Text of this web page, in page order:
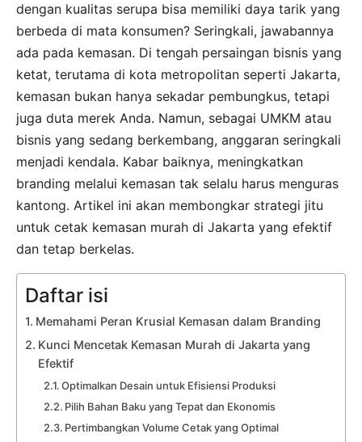
dengan kualitas serupa bisa memiliki daya tarik yang
berbeda di mata konsumen? Seringkali, jawabannya
ada pada kemasan. Di tengah persaingan bisnis yang
ketat, terutama di kota metropolitan seperti Jakarta,
kemasan bukan hanya sekadar pembungkus, tetapi
juga duta merek Anda. Namun, sebagai UMKM atau
bisnis yang sedang berkembang, anggaran seringkali
menjadi kendala. Kabar baiknya, meningkatkan
branding melalui kemasan tak selalu harus menguras
kantong. Artikel ini akan membongkar strategi jitu
untuk cetak kemasan murah di Jakarta yang efektif
dan tetap berkelas.
Daftar isi
Memahami Peran Krusial Kemasan dalam Branding
Kunci Mencetak Kemasan Murah di Jakarta yang
Efektif
Optimalkan Desain untuk Efisiensi Produksi
Pilih Bahan Baku yang Tepat dan Ekonomis
Pertimbangkan Volume Cetak yang Optimal